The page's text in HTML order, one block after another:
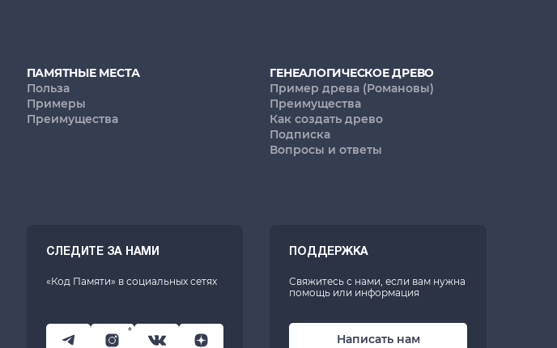
ПАМЯТНЫЕ МЕСТА
Польза
Примеры
Преимущества
ГЕНЕАЛОГИЧЕСКОЕ ДРЕВО
Пример древа (Романовы)
Преимущества
Как создать древо
Подписка
Вопросы и ответы
СЛЕДИТЕ ЗА НАМИ
«Код Памяти» в социальных сетях
*
ПОДДЕРЖКА
Свяжитесь с нами, если вам нужна
помощь или информация
Написать нам